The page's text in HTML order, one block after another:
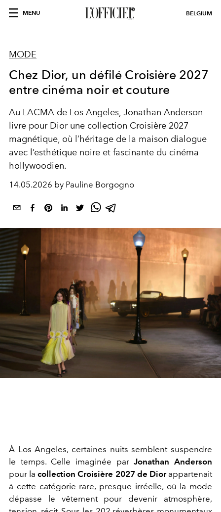
MENU BELGIUM
MODE
Chez Dior, un défilé Croisière 2027
entre cinéma noir et couture
Au LACMA de Los Angeles, Jonathan Anderson
livre pour Dior une collection Croisière 2027
magnétique, où l’héritage de la maison dialogue
avec l’esthétique noire et fascinante du cinéma
hollywoodien.
14.05.2026 by Pauline Borgogno
À Los Angeles, certaines nuits semblent suspendre
le temps. Celle imaginée parJonathan Anderson
pour lacollection Croisière 2027 de Dior appartenait
à cette catégorie rare, presque irréelle, où la mode
dépasse le vêtement pour devenir atmosphère,